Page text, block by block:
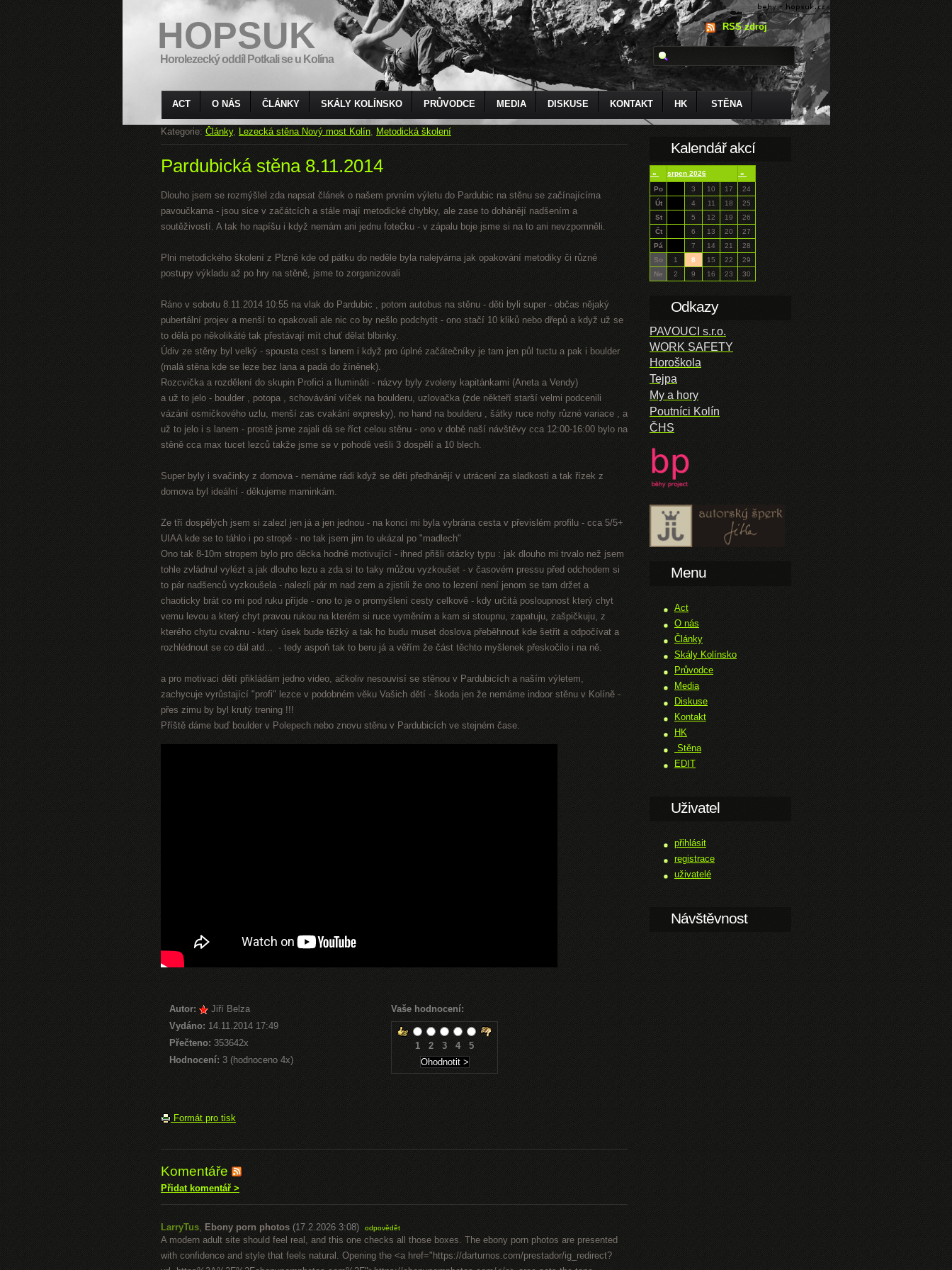
HOPSUK
Horolezecký oddíl Potkali se u Kolína
RSS zdroj
ACT O NÁS ČLÁNKY SKÁLY KOLÍNSKO PRŮVODCE MEDIA DISKUSE KONTAKT HK STĚNA
Kategorie: Články, Lezecká stěna Nový most Kolín, Metodická školení
Pardubická stěna 8.11.2014
Dlouho jsem se rozmýšlel zda napsat článek o našem prvním výletu do Pardubic na stěnu se začínajícíma
pavoučkama - jsou sice v začátcích a stále mají metodické chybky, ale zase to dohánějí nadšením a
soutěživostí. A tak ho napíšu i když nemám ani jednu fotečku - v zápalu boje jsme si na to ani nevzpomněli.
Plni metodického školení z Plzně kde od pátku do neděle byla nalejvárna jak opakování metodiky či různé
postupy výkladu až po hry na stěně, jsme to zorganizovali
Ráno v sobotu 8.11.2014 10:55 na vlak do Pardubic , potom autobus na stěnu - děti byli super - občas nějaký
pubertální projev a menší to opakovali ale nic co by nešlo podchytit - ono stačí 10 kliků nebo dřepů a když už se
to dělá po několikáté tak přestávají mít chuť dělat blbinky.
Údiv ze stěny byl velký - spousta cest s lanem i když pro úplné začátečníky je tam jen půl tuctu a pak i boulder
(malá stěna kde se leze bez lana a padá do žíněnek).
Rozcvička a rozdělení do skupin Profici a Ilumináti - názvy byly zvoleny kapitánkami (Aneta a Vendy)
a už to jelo - boulder , potopa , schovávání víček na boulderu, uzlovačka (zde někteří starší velmi podcenili
vázání osmičkového uzlu, menší zas cvakání expresky), no hand na boulderu , šátky ruce nohy různé variace , a
už to jelo i s lanem - prostě jsme zajali dá se říct celou stěnu - ono v době naší návštěvy cca 12:00-16:00 bylo na
stěně cca max tucet lezců takže jsme se v pohodě vešli 3 dospělí a 10 blech.
Super byly i svačinky z domova - nemáme rádi když se děti předhánějí v utrácení za sladkosti a tak řízek z
domova byl ideální - děkujeme maminkám.
Ze tří dospělých jsem si zalezl jen já a jen jednou - na konci mi byla vybrána cesta v převislém profilu - cca 5/5+
UIAA kde se to táhlo i po stropě - no tak jsem jim to ukázal po "madlech"
Ono tak 8-10m stropem bylo pro děcka hodně motivující - ihned přišli otázky typu : jak dlouho mi trvalo než jsem
tohle zvládnul vylézt a jak dlouho lezu a zda si to taky můžou vyzkoušet - v časovém pressu před odchodem si
to pár nadšenců vyzkoušela - nalezli pár m nad zem a zjistili že ono to lezení není jenom se tam držet a
chaoticky brát co mi pod ruku příjde - ono to je o promyšlení cesty celkově - kdy určitá posloupnost který chyt
vemu levou a který chyt pravou rukou na kterém si ruce vyměním a kam si stoupnu, zapatuju, zašpičkuju, z
kterého chytu cvaknu - který úsek bude těžký a tak ho budu muset doslova přeběhnout kde šetřit a odpočívat a
rozhlédnout se co dál atd... - tedy aspoň tak to beru já a věřím že část těchto myšlenek přeskočilo i na ně.
a pro motivaci dětí přikládám jedno video, ačkoliv nesouvisí se stěnou v Pardubicích a naším výletem,
zachycuje vyrůstající "profi" lezce v podobném věku Vašich dětí - škoda jen že nemáme indoor stěnu v Kolíně -
přes zimu by byl krutý trening !!!
Příště dáme buď boulder v Polepech nebo znovu stěnu v Pardubicích ve stejném čase.
Autor:
Jiří Belza
Vydáno: 14.11.2014 17:49
Přečteno: 353642x
Hodnocení: 3 (hodnoceno 4x)
Vaše hodnocení:
1 2 3 4 5
Formát pro tisk
Komentáře
Přidat komentář >
LarryTus, Ebony porn photos (17.2.2026 3:08) odpovědět
A modern adult site should feel real, and this one checks all those boxes. The ebony porn photos are presented
with confidence and style that feels natural. Opening the <a href="https://darturnos.com/prestador/ig_redirect?
Kalendář akcí
« srpen 2026
»
Po
3 10 17
24
Út
4 11 18
25
St
5 12 19
26
Čt
6 13 20
27
Pá
7 14 21
28
So
1 8 15 22
29
Ne
2 9 16 23 30
Odkazy
PAVOUCI s.r.o.
WORK SAFETY
Horoškola
Tejpa
My a hory
Poutníci Kolín
ČHS
Menu
Act
O nás
Články
Skály Kolínsko
Průvodce
Media
Diskuse
Kontakt
HK
Stěna
EDIT
Uživatel
přihlásit
registrace
uživatelé
Návštěvnost